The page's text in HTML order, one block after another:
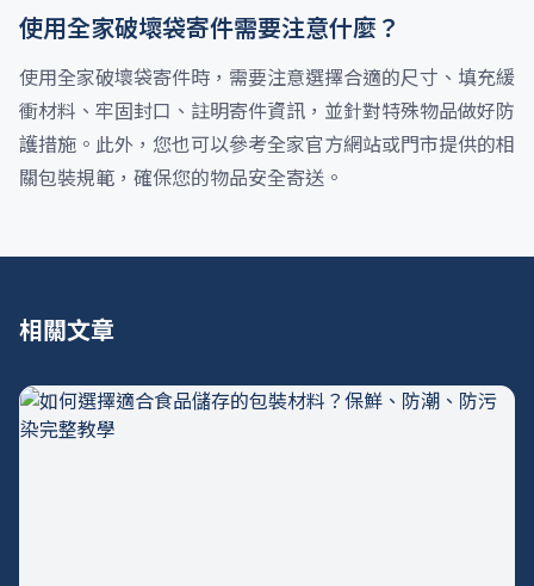
使用全家破壞袋寄件需要注意什麼？
使用全家破壞袋寄件時，需要注意選擇合適的尺寸、填充緩
衝材料、牢固封口、註明寄件資訊，並針對特殊物品做好防
護措施。此外，您也可以參考全家官方網站或門市提供的相
關包裝規範，確保您的物品安全寄送。
相關文章